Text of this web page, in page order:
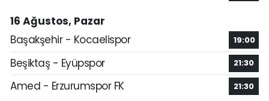
16 Ağustos, Pazar
Başakşehir - Kocaelispor
19:00
Beşiktaş - Eyüpspor 21:30
Amed - Erzurumspor FK 21:30